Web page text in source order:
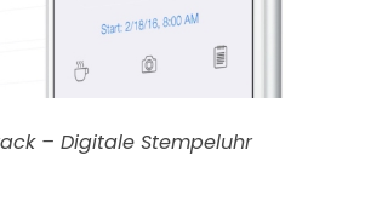
– Digitale Stempeluhr